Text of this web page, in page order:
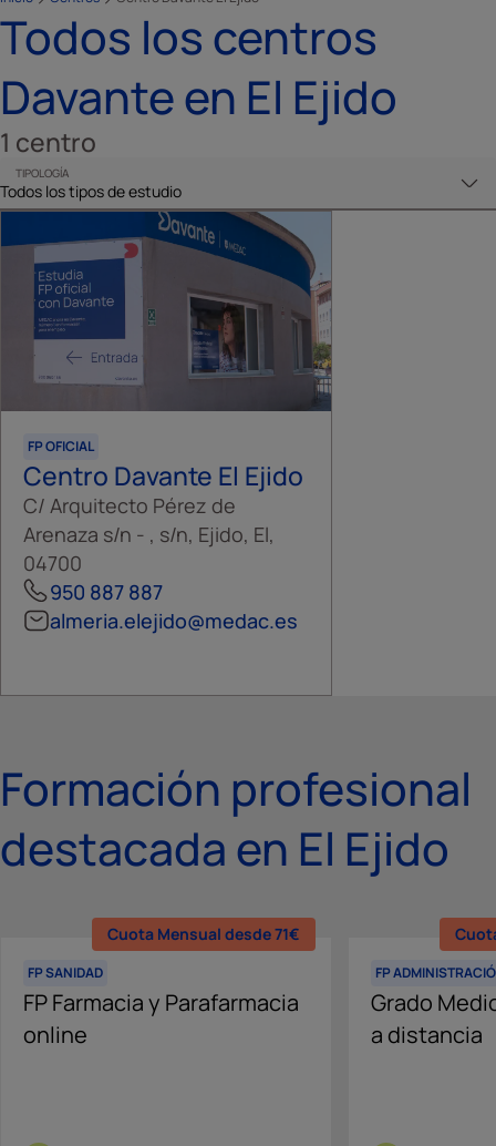
Todos los centros
Davante en El Ejido
1 centro
TIPOLOGÍA
FP OFICIAL
Centro Davante El Ejido
C/ Arquitecto Pérez de
Arenaza s/n - , s/n, Ejido, El,
04700
950 887 887
almeria.elejido@medac.es
Formación profesional
destacada en El Ejido
Cuota Mensual desde 71€
FP SANIDAD
FP Farmacia y Parafarmacia
online
FP
Grado
a distancia